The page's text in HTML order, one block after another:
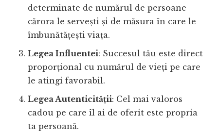
determinate de numărul de persoane
cărora le servești și de măsura în care le
îmbunătățești viața.
Legea Influentei: Succesul tău este direct
proporțional cu numărul de vieți pe care
le atingi favorabil.
Legea Autenticității: Cel mai valoros
cadou pe care îl ai de oferit este propria
ta persoană.